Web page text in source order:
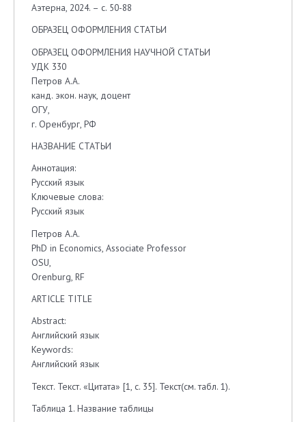
Аэтерна, 2024. – с. 50-88
ОБРАЗЕЦ ОФОРМЛЕНИЯ СТАТЬИ
ОБРАЗЕЦ ОФОРМЛЕНИЯ НАУЧНОЙ СТАТЬИ
УДК 330
Петров А.А.
канд. экон. наук, доцент
ОГУ,
г. Оренбург, РФ
НАЗВАНИЕ СТАТЬИ
Аннотация:
Русский язык
Ключевые слова:
Русский язык
Петров А.А.
PhD in Economics, Associate Professor
OSU,
Orenburg, RF
ARTICLE TITLE
Abstract:
Английский язык
Keywords:
Английский язык
Текст. Текст. «Цитата» [1, с. 35]. Текст(см. табл. 1).
Таблица 1. Название таблицы